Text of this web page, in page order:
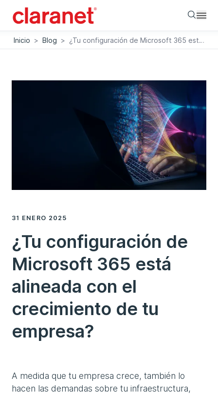
Inicio > Blog > ¿Tu configuración de Microsoft 365 está alineada con el crecimiento de tu empresa?
31 ENERO 2025
¿Tu configuración de
Microsoft 365 está
alineada con el
crecimiento de tu
empresa?
A medida que tu empresa crece, también lo
hacen las demandas sobre tu infraestructura,